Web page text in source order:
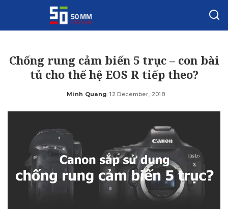
Chống rung cảm biến 5 trục – con bài
tủ cho thế hệ EOS R tiếp theo?
Posted
Minh Quang 12 December, 2018